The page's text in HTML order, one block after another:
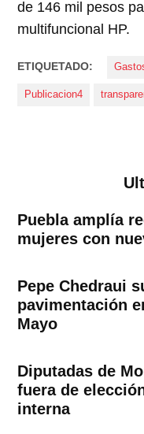
de 146 mil pesos
multifuncional HP.
ETIQUETADO:
Publicacion4
Puebla amplía
mujeres con
Pepe Chedraui
pavimentación
Mayo
Diputadas de
fuera de
interna